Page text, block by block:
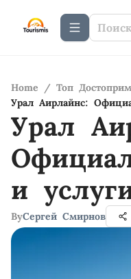
Home / Топ
Урал Аирлайнс:
Урал
и
ByСергей Смирнов